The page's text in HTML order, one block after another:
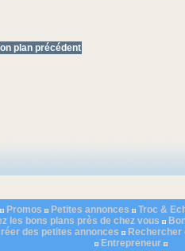
plan précédent
Promos Petites annonces Troc &
les bons plans près de chez vous
des petites annonces Rechercher
Entrepreneur